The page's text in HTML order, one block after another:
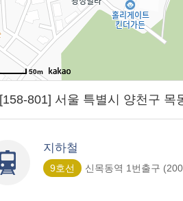
50m
[158-801] 서울 특별시 양천구 목
지하철
9호선 신목동역 1번출구